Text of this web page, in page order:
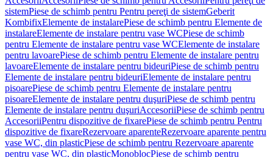
sistemPiese de schimb pentru Pentru pereţi de sistemGeberit
KombifixElemente de instalarePiese de schimb pentru Elemente de
instalareElemente de instalare pentru vase WCPiese de schimb
pentru Elemente de instalare pentru vase WCElemente de instalare
pentru lavoarePiese de schimb pentru Elemente de instalare pentru
lavoareElemente de instalare pentru bideuriPiese de schimb pentru
Elemente de instalare pentru bideuriElemente de instalare pentru
pisoarePiese de schimb pentru Elemente de instalare pentru
pisoareElemente de instalare pentru duşuriPiese de schimb pentru
Elemente de instalare pentru duşuriAccesoriiPiese de schimb pentru
AccesoriiPentru dispozitive de fixarePiese de schimb pentru Pentru
dispozitive de fixareRezervoare aparenteRezervoare aparente pentru
vase WC, din plasticPiese de schimb pentru Rezervoare aparente
pentru vase WC, din plasticMonoblocPiese de schimb pentru